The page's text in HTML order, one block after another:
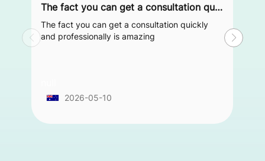
The fact you can get a consultation quickly and professionally is amazing
The fact you can get a consultation quickly
and professionally is amazing
2026-05-10